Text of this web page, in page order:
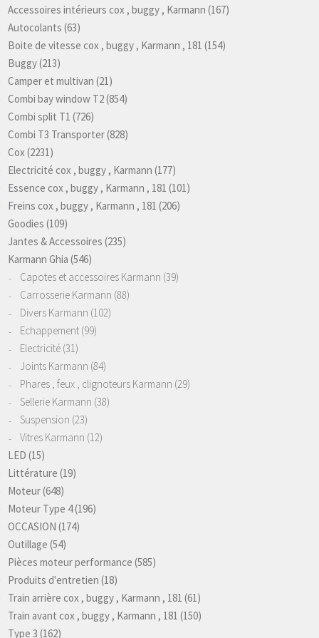
Accessoires intérieurs cox , buggy , Karmann (167)
Autocolants (63)
Boite de vitesse cox , buggy , Karmann , 181 (154)
Buggy(213)
Camper et multivan (21)
Combi bay window T2(854)
Combi split T1 (726)
Combi T3 Transporter(828)
Cox(2231)
Electricité cox , buggy , Karmann (177)
Essence cox , buggy , Karmann , 181 (101)
Freins cox , buggy , Karmann , 181 (206)
Goodies (109)
Jantes & Accessoires (235)
Karmann Ghia (546)
Capotes et accessoires Karmann (39)
Carrosserie Karmann (88)
Divers Karmann (102)
Echappement (99)
Electricité (31)
Joints Karmann (84)
Phares , feux , clignoteurs Karmann (29)
Sellerie Karmann (38)
Suspension (23)
Vitres Karmann (12)
LED (15)
Littérature (19)
Moteur(648)
Moteur Type 4(196)
OCCASION (174)
Outillage (54)
Pièces moteur performance (585)
Produits d'entretien (18)
Train arrière cox , buggy , Karmann , 181 (61)
Train avant cox , buggy , Karmann , 181 (150)
Type 3 (162)